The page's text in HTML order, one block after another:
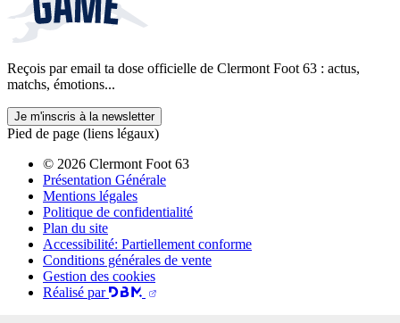
Reçois par email ta dose officielle de Clermont Foot 63 : actus,
matchs, émotions...
Je m'inscris à la newsletter
Pied de page (liens légaux)
© 2026 Clermont Foot 63
Présentation Générale
Mentions légales
Politique de confidentialité
Plan du site
Accessibilité: Partiellement conforme
Conditions générales de vente
Gestion des cookies
Réalisé par